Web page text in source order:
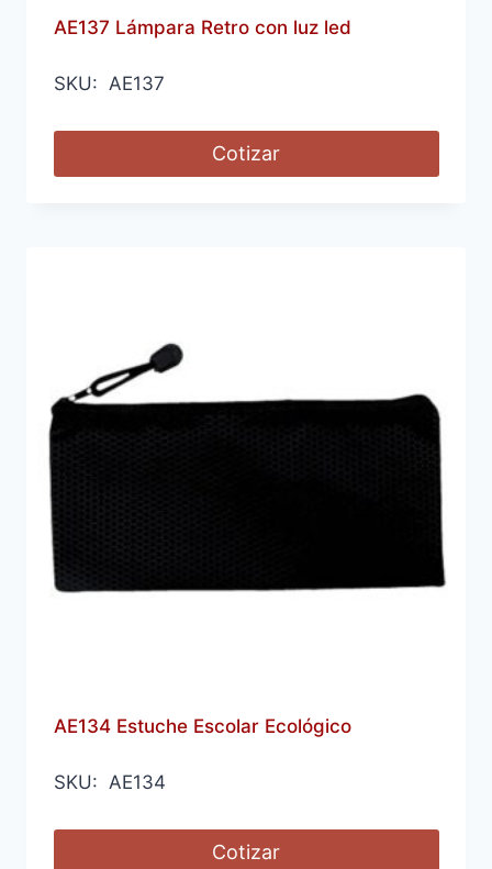
AE137 Lámpara Retro con luz led
SKU: AE137
Cotizar
AE134 Estuche Escolar Ecológico
SKU: AE134
Cotizar